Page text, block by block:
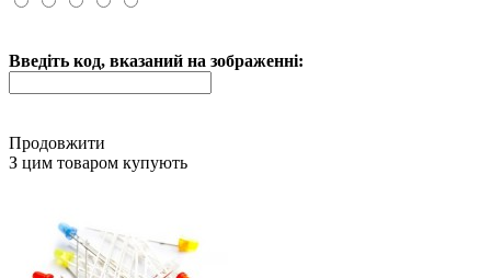
Введіть код, вказаний на зображенні:
Продовжити
З цим товаром купують